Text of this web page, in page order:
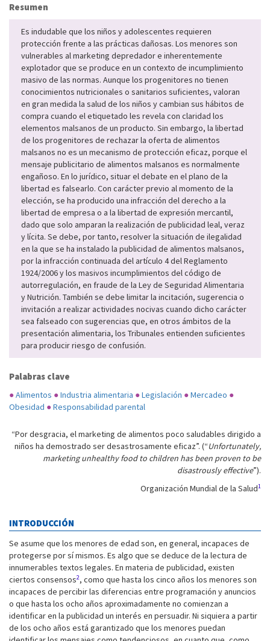
Resumen
Es indudable que los niños y adolescentes requieren
protección frente a las prácticas dañosas. Los menores son
vulnerables al marketing depredador e inherentemente
explotador que se produce en un contexto de incumplimiento
masivo de las normas. Aunque los progenitores no tienen
conocimientos nutricionales o sanitarios suficientes, valoran
en gran medida la salud de los niños y cambian sus hábitos de
compra cuando el etiquetado les revela con claridad los
elementos malsanos de un producto. Sin embargo, la libertad
de los progenitores de rechazar la oferta de alimentos
malsanos no es un mecanismo de protección eficaz, porque el
mensaje publicitario de alimentos malsanos es normalmente
engañoso. En lo jurídico, situar el debate en el plano de la
libertad es falsearlo. Con carácter previo al momento de la
elección, se ha producido una infracción del derecho a la
libertad de empresa o a la libertad de expresión mercantil,
dado que solo amparan la realización de publicidad leal, veraz
y lícita. Se debe, por tanto, resolver la situación de ilegalidad
en la que se ha instalado la publicidad de alimentos malsanos,
por la infracción continuada del artículo 4 del Reglamento
1924/2006 y los masivos incumplimientos del código de
autorregulación, en fraude de la Ley de Seguridad Alimentaria
y Nutrición. También se debe limitar la incitación, sugerencia o
invitación a realizar actividades nocivas cuando dicho carácter
sea falseado con sugerencias que, en otros ámbitos de la
presentación alimentaria, los Tribunales entienden suficientes
para producir riesgo de confusión.
Palabras clave
●Alimentos ●Industria alimentaria ●Legislación ●Mercadeo ●
Obesidad ●Responsabilidad parental
“Por desgracia, el marketing de alimentos poco saludables dirigido a
niños ha demostrado ser desastrosamente eficaz”. (“Unfortunately,
marketing unhealthy food to children has been proven to be
disastrously effective”).
Organización Mundial de la Salud1
INTRODUCCIÓN
Se asume que los menores de edad son, en general, incapaces de
protegerse por sí mismos. Es algo que se deduce de la lectura de
innumerables textos legales. En materia de publicidad, existen
ciertos consensos2, como que hasta los cinco años los menores son
incapaces de percibir las diferencias entre programación y anuncios
o que hasta los ocho años aproximadamente no comienzan a
identificar en la publicidad un interés en persuadir. Ni siquiera a partir
de los ocho años está garantizado que los menores puedan